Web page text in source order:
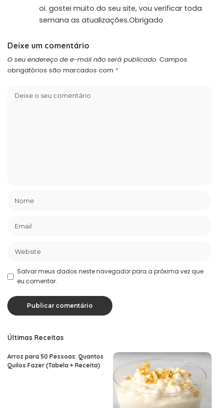
oi. gostei muito do seu site, vou verificar toda
semana as atualizações.Obrigado
Deixe um comentário
O seu endereço de e-mail não será publicado. Campos
obrigatórios são marcados com *
Salvar meus dados neste navegador para a próxima vez que
eu comentar.
Últimas Receitas
Arroz para 50 Pessoas: Quantos
Quilos Fazer (Tabela + Receita)